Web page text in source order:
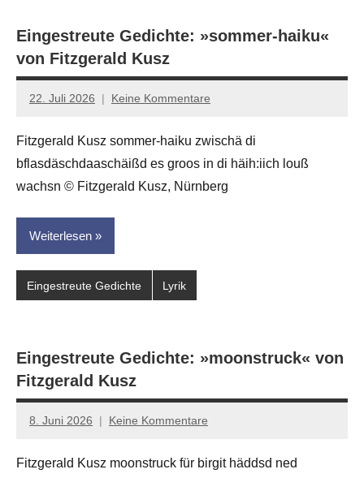
Eingestreute Gedichte: »sommer-haiku«
von Fitzgerald Kusz
22. Juli 2026
Jan-
Hornauer
für
dasgedichtblog
Keine Kommentare
Fitzgerald Kusz sommer-haiku zwischä di
bflasdäschdaaschäißd es groos in di häih:iich louß
wachsn © Fitzgerald Kusz, Nürnberg
Weiterlesen
Eingestreute Gedichte Lyrik
Eingestreute Gedichte: »moonstruck« von
Fitzgerald Kusz
8. Juni 2026
Jan-
Hornauer
Keine Kommentare
Fitzgerald Kusz moonstruck für birgit häddsd ned